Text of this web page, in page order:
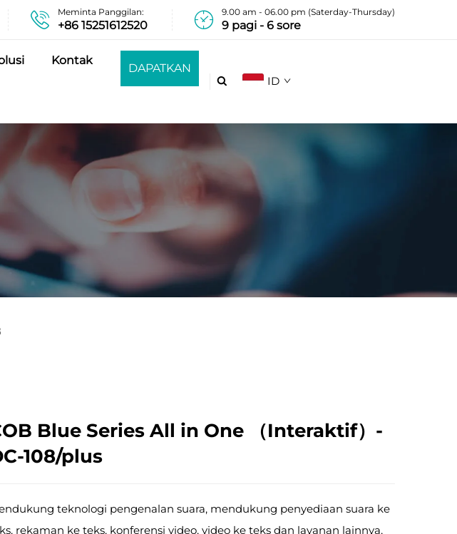
Meminta Panggilan:
+86 15251612520
9.00 am - 06.00 pm (Saterday-Thursday)
9 pagi - 6 sore
Kontak
DAPATKAN
 ID
Blue Series All in One （Interaktif）-
108/plus
teknologi pengenalan suara, mendukung penyediaan suara ke
rekaman ke teks, konferensi video, video ke teks dan layanan lainnya,